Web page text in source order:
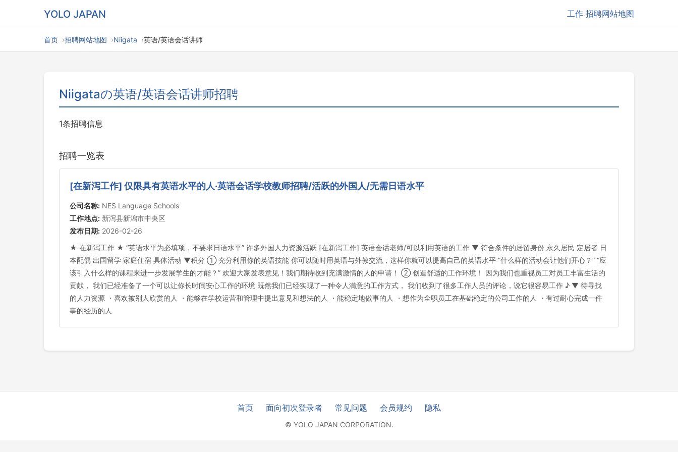
YOLO JAPAN 工作 招聘网站地图
首页 招聘网站地图 Niigata 英语/英语会话讲师
Niigataの英语/英语会话讲师招聘
1条招聘信息
招聘一览表
[在新泻工作] 仅限具有英语水平的人·英语会话学校教师招聘/活跃的外国人/无需日语水平
公司名称: NES Language Schools
工作地点: 新泻县新潟市中央区
发布日期: 2026-02-26
★ 在新泻工作 ★ “英语水平为必填项，不要求日语水平” 许多外国人力资源活跃 [在新泻工作] 英语会话老师/可以利用英语的工作 ▼ 符合条件的居留身份 永久居民 定居者 日
本配偶 出国留学 家庭住宿 具体活动 ▼积分 ① 充分利用你的英语技能 你可以随时用英语与外教交流，这样你就可以提高自己的英语水平 “什么样的活动会让他们开心？” “应
该引入什么样的课程来进一步发展学生的才能？” 欢迎大家发表意见！我们期待收到充满激情的人的申请！ ② 创造舒适的工作环境！ 因为我们也重视员工对员工丰富生活的
贡献， 我们已经准备了一个可以让你长时间安心工作的环境 既然我们已经实现了一种令人满意的工作方式， 我们收到了很多工作人员的评论，说它很容易工作 ♪ ▼ 待寻找
的人力资源 ・喜欢被别人欣赏的人 ・能够在学校运营和管理中提出意见和想法的人 ・能稳定地做事的人 ・想作为全职员工在基础稳定的公司工作的人 ・有过耐心完成一件
事的经历的人
首页 面向初次登录者 常见问题 会员规约 隐私
© YOLO JAPAN CORPORATION.